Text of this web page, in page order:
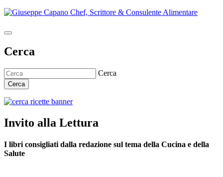
Cerca
Cerca
Cerca
Invito alla Lettura
I libri consigliati dalla redazione sul tema della Cucina e della
Salute